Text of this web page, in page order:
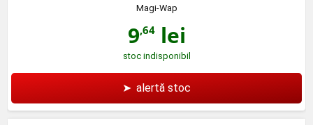
Magi-Wap
9,64lei
stoc indisponibil
➤ alertă stoc